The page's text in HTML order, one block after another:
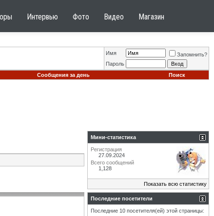
Интервью Фото Видео Магазин
Имя
Запомнить?
Пароль
Сообщения за день Поиск
Мини-статистика
Регистрация
27.09.2024
Всего сообщений
1,128
Показать всю статистику
Последние посетители
Последние 10 посетителя(ей) этой страницы: